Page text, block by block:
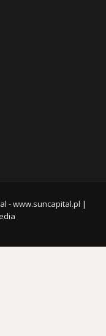
-www.suncapital.pl |